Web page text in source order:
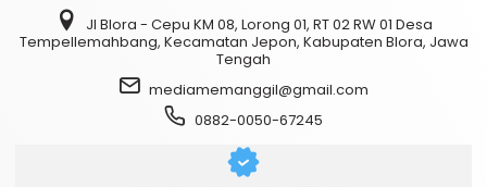
Jl Blora - Cepu KM 08, Lorong 01, RT 02 RW 01 Desa
Tempellemahbang, Kecamatan Jepon, Kabupaten Blora, Jawa
Tengah
mediamemanggil@gmail.com
0882-0050-67245